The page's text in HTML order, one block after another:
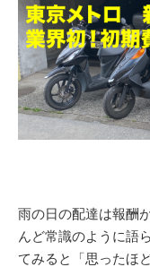
雨の日の配達は報酬
んど常識のように語
てみると「思ったほ